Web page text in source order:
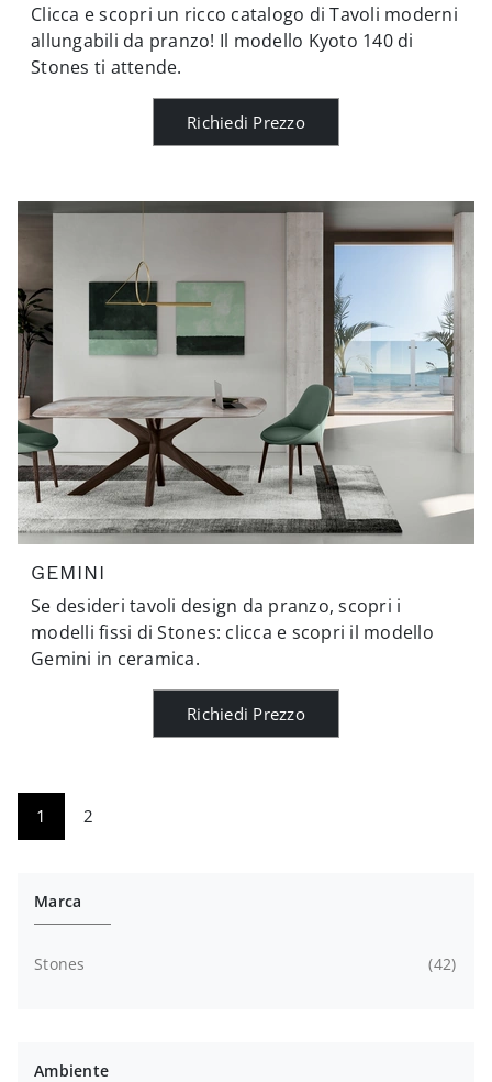
Clicca e scopri un ricco catalogo di Tavoli moderni
allungabili da pranzo! Il modello Kyoto 140 di
Stones ti attende.
Richiedi Prezzo
GEMINI
Se desideri tavoli design da pranzo, scopri i
modelli fissi di Stones: clicca e scopri il modello
Gemini in ceramica.
Richiedi Prezzo
1 2
Marca
Stones 42
Ambiente